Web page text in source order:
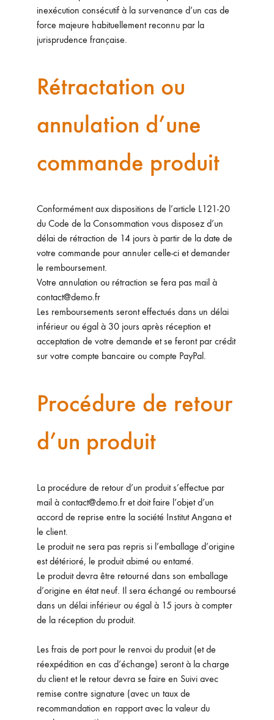
inexécution consécutif à la survenance d’un cas de
force majeure habituellement reconnu par la
jurisprudence française.
Rétractation ou
annulation d’une
commande produit
Conformément aux dispositions de l’article L121-20
du Code de la Consommation vous disposez d’un
délai de rétraction de 14 jours à partir de la date de
votre commande pour annuler celle-ci et demander
le remboursement.
Votre annulation ou rétraction se fera pas mail à
contact@demo.fr
Les remboursements seront effectués dans un délai
inférieur ou égal à 30 jours après réception et
acceptation de votre demande et se feront par crédit
sur votre compte bancaire ou compte PayPal.
Procédure de retour
d’un produit
La procédure de retour d’un produit s’effectue par
mail à contact@demo.fr et doit faire l’objet d’un
accord de reprise entre la société Institut Angana et
le client.
Le produit ne sera pas repris si l’emballage d’origine
est détérioré, le produit abimé ou entamé.
Le produit devra être retourné dans son emballage
d’origine en état neuf. Il sera échangé ou remboursé
dans un délai inférieur ou égal à 15 jours à compter
de la réception du produit.
Les frais de port pour le renvoi du produit (et de
réexpédition en cas d’échange) seront à la charge
du client et le retour devra se faire en Suivi avec
remise contre signature (avec un taux de
recommandation en rapport avec la valeur du